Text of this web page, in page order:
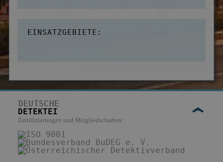
EINSATZGEBIETE:
DEUTSCHE
DETEKTEI
Zertifizierungen und Mitgliedschaften: